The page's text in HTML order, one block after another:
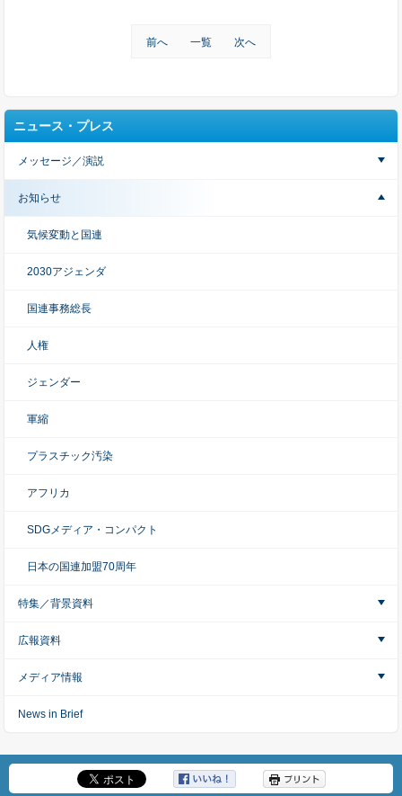
前へ 一覧 次へ
ニュース・プレス
メッセージ／演説
お知らせ
気候変動と国連
2030アジェンダ
国連事務総長
人権
ジェンダー
軍縮
プラスチック汚染
アフリカ
SDGメディア・コンパクト
日本の国連加盟70周年
特集／背景資料
広報資料
メディア情報
News in Brief